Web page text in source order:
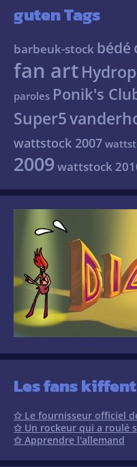
guten Tags
barbeuk-stock bédé
fan art
paroles Ponik's
Super5
wattstock 2007
2009 wattstock
Les fans
✩ Le fournisseur officiel
✩ Un rockeur qui a roulé
✩ Apprendre l'allemand